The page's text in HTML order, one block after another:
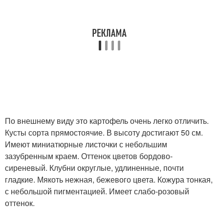
По внешнему виду это картофель очень легко отличить.
Кусты сорта прямостоячие. В высоту достигают 50 см.
Имеют миниатюрные листочки с небольшим
зазубренным краем. Оттенок цветов бордово-
сиреневый. Клубни округлые, удлиненные, почти
гладкие. Мякоть нежная, бежевого цвета. Кожура тонкая,
с небольшой пигментацией. Имеет слабо-розовый
оттенок.